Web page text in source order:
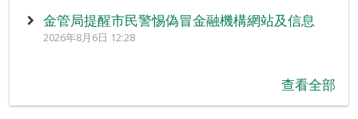
金管局提醒市民警惕偽冒金融機構網站及信息
2026年8月6日 12:28
查看全部